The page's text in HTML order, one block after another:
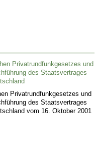
Privatrundfunkgesetzes und
des Staatsvertrages
Privatrundfunkgesetzes und
des Staatsvertrages
vom 16. Oktober 2001